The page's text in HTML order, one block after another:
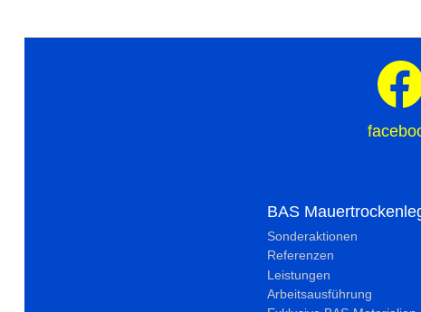
BAS
Sonderaktionen
Referenzen
Leistungen
Arbeitsausführung